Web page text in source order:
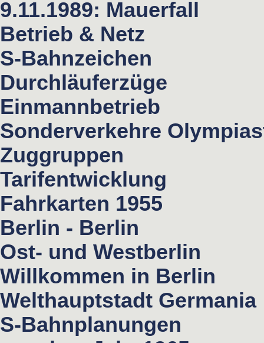
9.11.1989: Mauerfall
Betrieb & Netz
S-Bahnzeichen
Durchläuferzüge
Einmannbetrieb
Sonderverkehre
Zuggruppen
Tarifentwicklung
Fahrkarten 1955
Berlin - Berlin
Ost- und Westberlin
Willkommen in Berlin
Welthauptstadt Germania
S-Bahnplanungen